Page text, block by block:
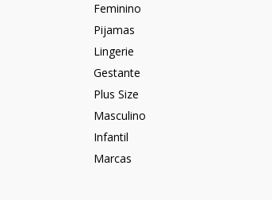
Feminino
Pijamas
Lingerie
Gestante
Plus Size
Masculino
Infantil
Marcas